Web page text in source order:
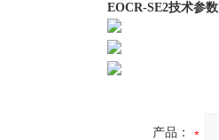
EOCR-SE2技术参数
产品：